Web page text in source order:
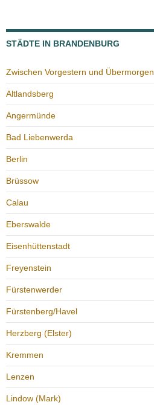
STÄDTE IN BRANDENBURG
Zwischen Vorgestern und Übermorgen
Altlandsberg
Angermünde
Bad Liebenwerda
Berlin
Brüssow
Calau
Eberswalde
Eisenhüttenstadt
Freyenstein
Fürstenwerder
Fürstenberg/Havel
Herzberg (Elster)
Kremmen
Lenzen
Lindow (Mark)